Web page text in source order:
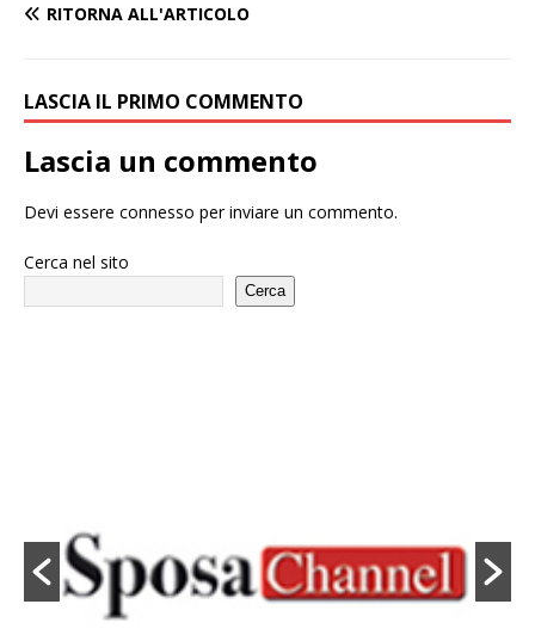
RITORNA ALL'ARTICOLO
LASCIA IL PRIMO COMMENTO
Lascia un commento
Devi essere connesso per inviare un commento.
Cerca nel sito
Cerca